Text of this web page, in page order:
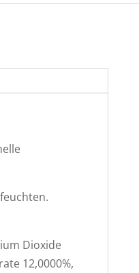
Dioxide
12,0000%,